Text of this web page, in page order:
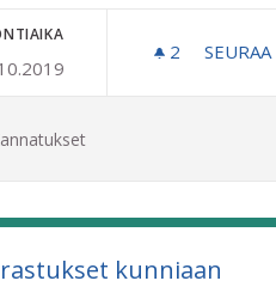
HÄVITTÄMINEN 2 2
SEURAA
kunniaan